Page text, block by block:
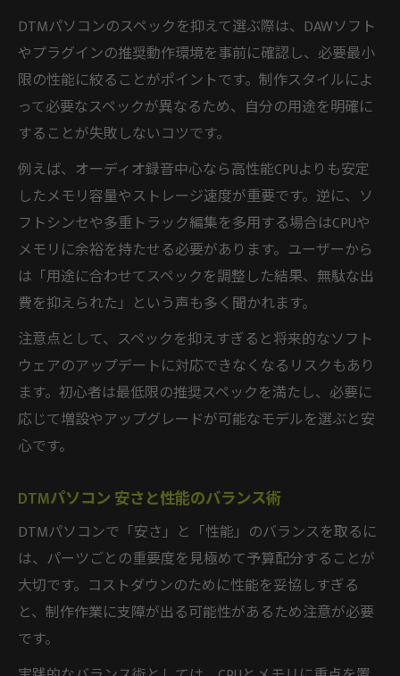
DTMパソコンのスペックを抑えて選ぶ際は、DAWソフト
やプラグインの推奨動作環境を事前に確認し、必要最小
限の性能に絞ることがポイントです。制作スタイルによ
って必要なスペックが異なるため、自分の用途を明確に
することが失敗しないコツです。
例えば、オーディオ録音中心なら高性能CPUよりも安定
したメモリ容量やストレージ速度が重要です。逆に、ソ
フトシンセや多重トラック編集を多用する場合はCPUや
メモリに余裕を持たせる必要があります。ユーザーから
は「用途に合わせてスペックを調整した結果、無駄な出
費を抑えられた」という声も多く聞かれます。
注意点として、スペックを抑えすぎると将来的なソフト
ウェアのアップデートに対応できなくなるリスクもあり
ます。初心者は最低限の推奨スペックを満たし、必要に
応じて増設やアップグレードが可能なモデルを選ぶと安
心です。
DTMパソコン 安さと性能のバランス術
DTMパソコンで「安さ」と「性能」のバランスを取るに
は、パーツごとの重要度を見極めて予算配分することが
大切です。コストダウンのために性能を妥協しすぎる
と、制作作業に支障が出る可能性があるため注意が必要
です。